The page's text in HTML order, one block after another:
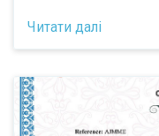
Читати далі